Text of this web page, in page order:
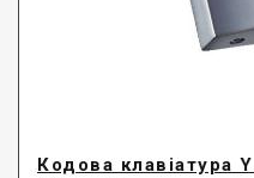
Кодова клавіатура